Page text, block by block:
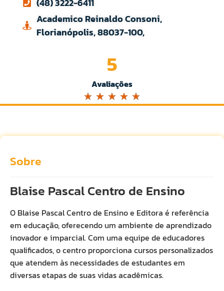
(48) 3222-6411
Academico Reinaldo Consoni,
Florianópolis, 88037-100,
Avaliações
5
☆ ☆ ☆ ☆ ☆
Sobre
Blaise Pascal Centro de Ensino
O Blaise Pascal Centro de Ensino e Editora é referência
em educação, oferecendo um ambiente de aprendizado
inovador e imparcial. Com uma equipe de educadores
qualificados, o centro proporciona cursos personalizados
que atendem às necessidades de estudantes em
diversas etapas de suas vidas acadêmicas.